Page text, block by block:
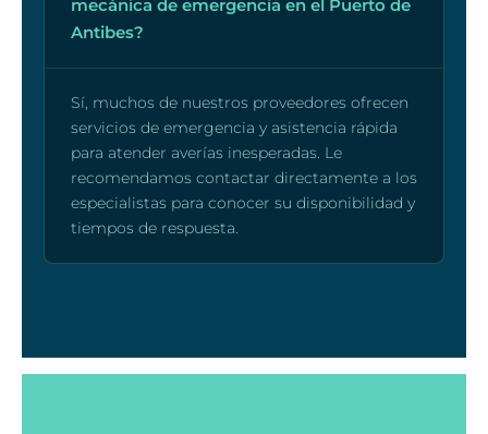
mecánica de emergencia en el Puerto de
Antibes?
Sí, muchos de nuestros proveedores ofrecen
servicios de emergencia y asistencia rápida
para atender averías inesperadas. Le
recomendamos contactar directamente a los
especialistas para conocer su disponibilidad y
tiempos de respuesta.